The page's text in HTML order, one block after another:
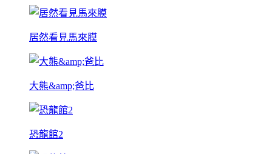
居然看見馬來膜
大熊&amp;爸比
恐龍館2